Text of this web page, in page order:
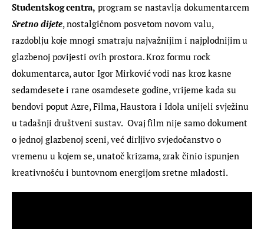
Studentskog centra, program se nastavlja dokumentarcem
Sretno dijete, nostalgičnom posvetom novom valu,
razdoblju koje mnogi smatraju najvažnijim i najplodnijim u
glazbenoj povijesti ovih prostora. Kroz formu rock
dokumentarca, autor Igor Mirković vodi nas kroz kasne
sedamdesete i rane osamdesete godine, vrijeme kada su
bendovi poput Azre, Filma, Haustora i Idola unijeli svježinu
u tadašnji društveni sustav.  Ovaj film nije samo dokument
o jednoj glazbenoj sceni, već dirljivo svjedočanstvo o
vremenu u kojem se, unatoč krizama, zrak činio ispunjen
kreativnošću i buntovnom energijom sretne mladosti.